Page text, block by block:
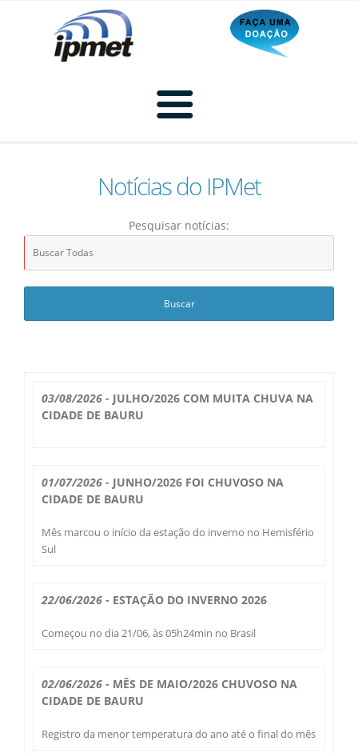
Home
Radar Animado
Radar Cidades
Radar PPI GIS
Chuva Bauru
Chuva Diária
Imagens de Satélite
Modelo Global GFS
Modelo Regional WRF
Umidade do Solo
Secas Bauru
Laudos Meteorológicos
Treinamento
Agendamento de Visitas
Informações
Histórico
Perguntas Frequentes
Observador Voluntário
Como Chegar
Login
Notícias do IPMet
Pesquisar notícias:
03/08/2026 - JULHO/2026 COM MUITA CHUVA NA
CIDADE DE BAURU
01/07/2026 - JUNHO/2026 FOI CHUVOSO NA
CIDADE DE BAURU
Mês marcou o início da estação do inverno no Hemisfério
Sul
22/06/2026 - ESTAÇÃO DO INVERNO 2026
Começou no dia 21/06, às 05h24min no Brasil
02/06/2026 - MÊS DE MAIO/2026 CHUVOSO NA
CIDADE DE BAURU
Registro da menor temperatura do ano até o final do mês